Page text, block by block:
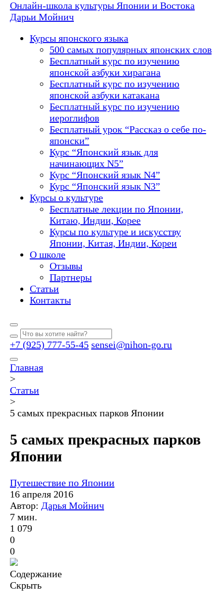
Онлайн-школа культуры Японии и Востока
Дарьи Мойнич
Курсы японского языка
500 самых популярных японских слов
Бесплатный курс по изучению
японской азбуки хирагана
Бесплатный курс по изучению
японской азбуки катакана
Бесплатный курс по изучению
иероглифов
Бесплатный урок “Рассказ о себе по-
японски”
Курс “Японский язык для
начинающих N5”
Курс “Японский язык N4”
Курс “Японский язык N3”
Курсы о культуре
Бесплатные лекции по Японии,
Китаю, Индии, Корее
Курсы по культуре и искусству
Японии, Китая, Индии, Кореи
О школе
Отзывы
Партнеры
Статьи
Контакты
+7 (925) 777-55-45 sensei@nihon-go.ru
Главная
>
Статьи
>
5 самых прекрасных парков Японии
5 самых прекрасных парков
Японии
Путешествие по Японии
16 апреля 2016
Автор: Дарья Мойнич
7 мин.
1 079
0
0
Содержание
Скрыть